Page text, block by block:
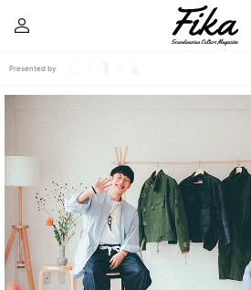
Presented by